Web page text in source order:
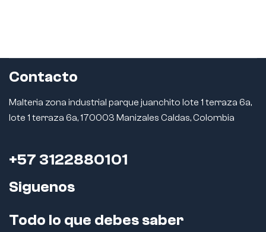
Contacto
Malteria zona industrial parque juanchito lote 1 terraza 6a,
lote 1 terraza 6a, 170003 Manizales Caldas, Colombia
+57 3122880101
Siguenos
Todo lo que debes saber